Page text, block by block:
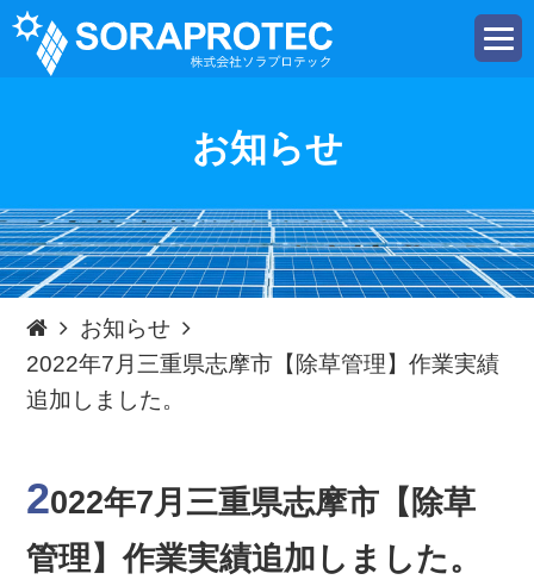
t
o
i
g
a
t
i
o
お知らせ
お知らせ
2022年7月三重県志摩市【除草管理】作業実績
追加しました。
2022年7月三重県志摩市【除草
管理】作業実績追加しました。